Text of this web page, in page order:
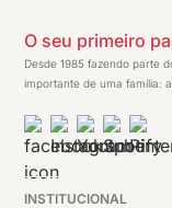
O seu primeiro
Desde 1985 fazendo parte
importante de uma família:
INSTITUCIONAL